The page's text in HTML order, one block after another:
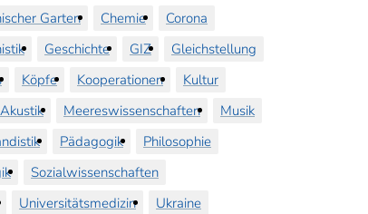
Garten Chemie
Corona
Geschichte GIZ
Gleichstellung
Köpfe Kooperationen
Kultur
Meereswissenschaften
Musik
Pädagogik
Philosophie
Sozialwissenschaften
Universitätsmedizin
Ukraine